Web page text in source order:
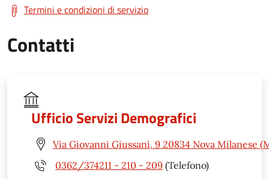
Termini e condizioni di servizio
Contatti
Ufficio Servizi Demografici
Via Giovanni Giussani, 9 20834 Nova Milanese
0362/374211 - 210 - 209 (Telefono)